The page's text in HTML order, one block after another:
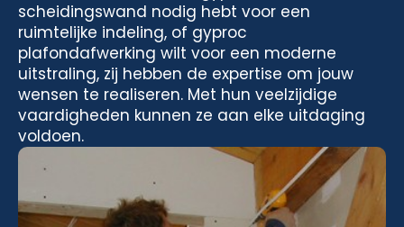
scheidingswand nodig hebt voor een
ruimtelijke indeling, of gyproc
plafondafwerking wilt voor een moderne
uitstraling, zij hebben de expertise om jouw
wensen te realiseren. Met hun veelzijdige
vaardigheden kunnen ze aan elke uitdaging
voldoen.